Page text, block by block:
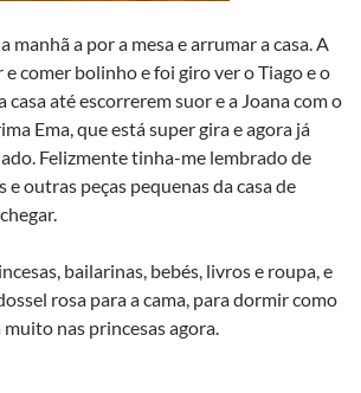
manhã a por a mesa e arrumar a casa. A
comer bolinho e foi giro ver o Tiago e o
casa até escorrerem suor e a Joana com o
Ema, que está super gira e agora já
Felizmente tinha-me lembrado de
outras peças pequenas da casa de
bailarinas, bebés, livros e roupa, e
rosa para a cama, para dormir como
nas princesas agora.